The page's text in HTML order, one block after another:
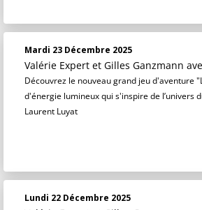
Mardi 23 Décembre 2025
Valérie Expert et Gilles Ganzmann
Découvrez le nouveau grand jeu d'aventure
d'énergie lumineux qui s'inspire de l’univers
Laurent Luyat
Lundi 22 Décembre 2025